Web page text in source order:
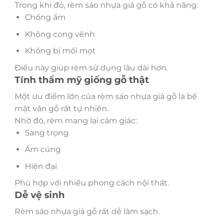
Trong khi đó, rèm sáo nhựa giả gỗ có khả năng:
Chống ẩm
Không cong vênh
Không bị mối mọt
Điều này giúp rèm sử dụng lâu dài hơn.
Tính thẩm mỹ giống gỗ thật
Một ưu điểm lớn của rèm sáo nhựa giả gỗ là bề
mặt vân gỗ rất tự nhiên.
Nhờ đó, rèm mang lại cảm giác:
Sang trọng
Ấm cúng
Hiện đại
Phù hợp với nhiều phong cách nội thất.
Dễ vệ sinh
Rèm sáo nhựa giả gỗ rất dễ làm sạch.